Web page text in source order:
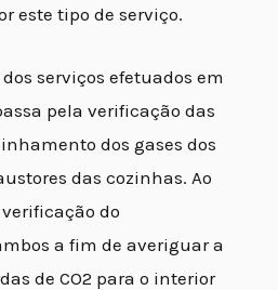
este tipo de serviço.
serviços efetuados em
pela verificação das
dos gases dos
das cozinhas. Ao
do
a fim de averiguar a
de CO2 para o interior